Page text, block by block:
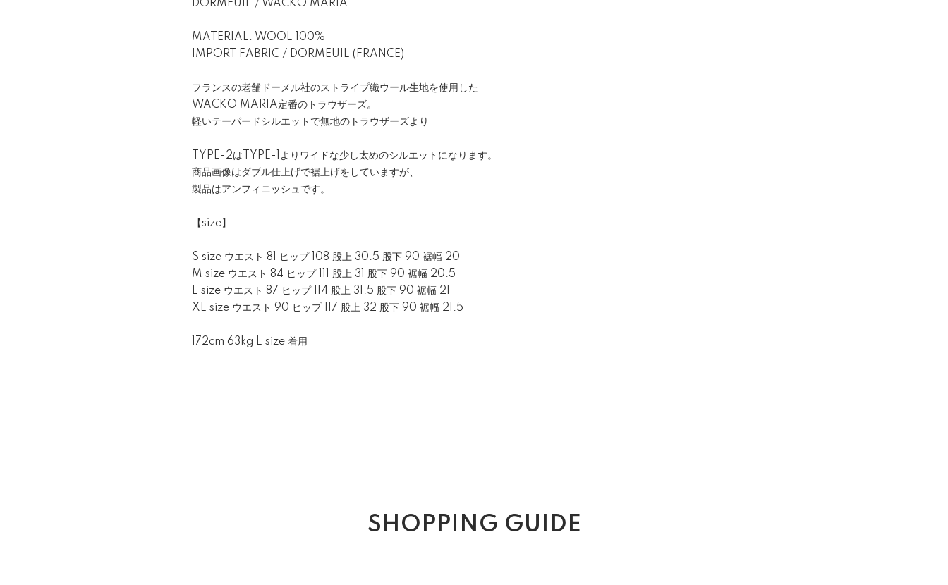
DORMEUIL / WACKO MARIA
MATERIAL: WOOL 100%
IMPORT FABRIC / DORMEUIL (FRANCE)
フランスの老舗ドーメル社のストライプ織ウール生地を使用した
WACKO MARIA定番のトラウザーズ。
軽いテーパードシルエットで無地のトラウザーズより
TYPE-2はTYPE-1よりワイドな少し太めのシルエットになります。
商品画像はダブル仕上げで裾上げをしていますが、
製品はアンフィニッシュです。
【size】
S size ウエスト 81 ヒップ 108 股上 30.5 股下 90 裾幅 20
M size ウエスト 84 ヒップ 111 股上 31 股下 90 裾幅 20.5
L size ウエスト 87 ヒップ 114 股上 31.5 股下 90 裾幅 21
XL size ウエスト 90 ヒップ 117 股上 32 股下 90 裾幅 21.5
172cm 63kg L size 着用
SHOPPING GUIDE